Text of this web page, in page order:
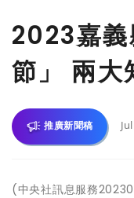
2023嘉義
節」 兩大
推廣新聞稿
(中央社訊息服務